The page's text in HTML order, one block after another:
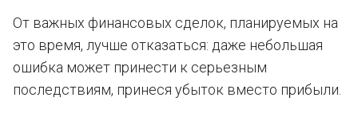
От важных финансовых сделок, планируемых на
это время, лучше отказаться: даже небольшая
ошибка может принести к серьезным
последствиям, принеся убыток вместо прибыли.